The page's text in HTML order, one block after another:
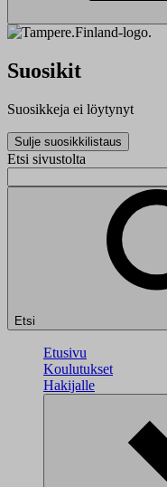
Suosikit
Suosikkeja ei löytynyt
Sulje suosikkilistaus
Etsi sivustolta
Etsi
Etusivu
Koulutukset
Hakijalle